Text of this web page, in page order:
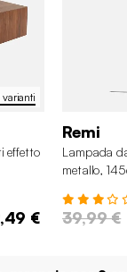
varianti
effetto
€
Remi
Lampada
metallo,
39,99 €